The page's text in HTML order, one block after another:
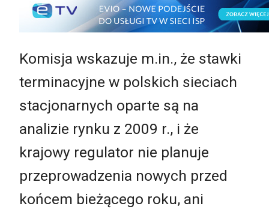
Komisja wskazuje m.in., że stawki
terminacyjne w polskich sieciach
stacjonarnych oparte są na
analizie rynku z 2009 r., i że
krajowy regulator nie planuje
przeprowadzenia nowych przed
końcem bieżącego roku, ani